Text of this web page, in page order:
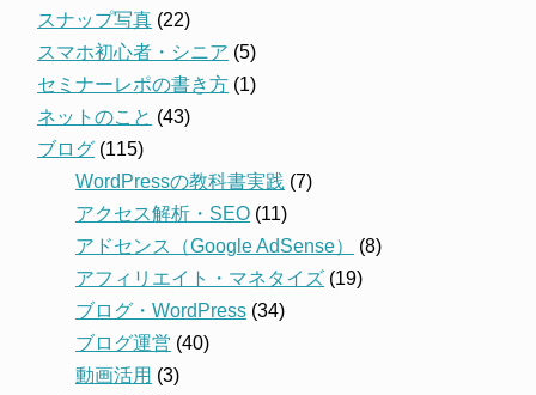
スナップ写真 (22)
スマホ初心者・シニア (5)
セミナーレポの書き方 (1)
ネットのこと (43)
ブログ (115)
WordPressの教科書実践 (7)
アクセス解析・SEO (11)
アドセンス（Google AdSense）
(8)
アフィリエイト・マネタイズ (19)
ブログ・WordPress (34)
ブログ運営 (40)
動画活用 (3)